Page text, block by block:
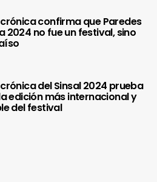
confirma que Paredes
2024 no fue un festival, sino
del Sinsal 2024 prueba
edición más internacional y
del festival